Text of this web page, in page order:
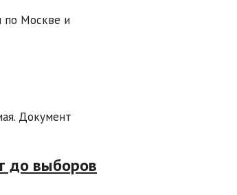
по Москве и
Документ
до выборов